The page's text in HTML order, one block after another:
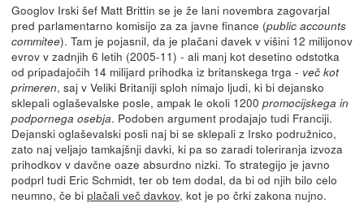
Googlov Irski šef Matt Brittin se je že lani novembra zagovarjal
pred parlamentarno komisijo za za javne finance (public accounts
commitee). Tam je pojasnil, da je plačani davek v višini 12 milijonov
evrov v zadnjih 6 letih (2005-11) - ali manj kot desetino odstotka
od pripadajočih 14 milijard prihodka iz britanskega trga - več kot
primeren, saj v Veliki Britaniji sploh nimajo ljudi, ki bi dejansko
sklepali oglaševalske posle, ampak le okoli 1200 promocijskega in
podpornega osebja. Podoben argument prodajajo tudi Franciji.
Dejanski oglaševalski posli naj bi se sklepali z Irsko podružnico,
zato naj veljajo tamkajšnji davki, ki pa so zaradi toleriranja izvoza
prihodkov v davčne oaze absurdno nizki. To strategijo je javno
podprl tudi Eric Schmidt, ter ob tem dodal, da bi od njih bilo celo
neumno, če bi plačali več davkov, kot je po črki zakona nujno.